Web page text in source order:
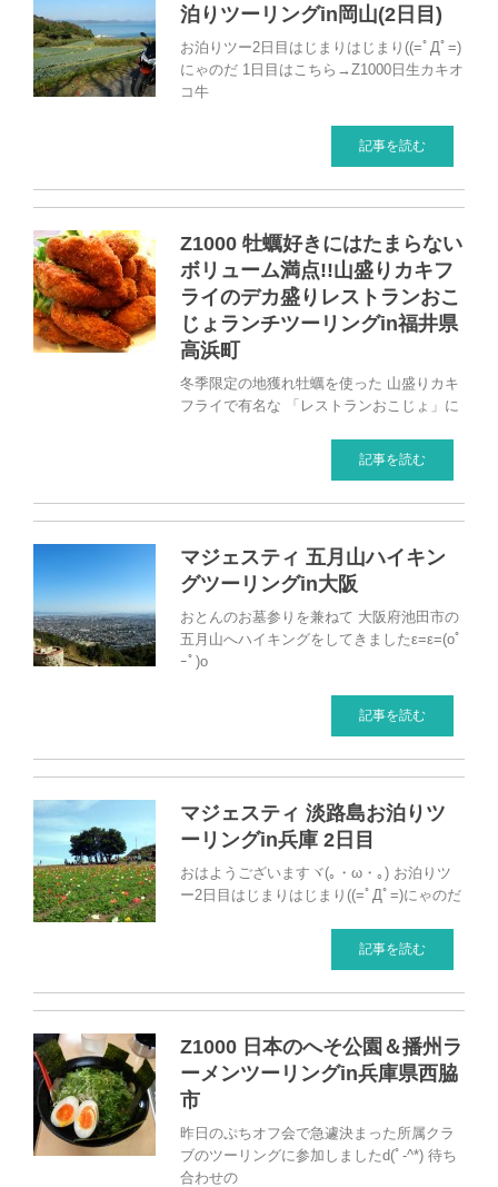
泊りツーリングin岡山(2日目)
お泊りツー2日目はじまりはじまり((=ﾟДﾟ=)
にゃのだ 1日目はこちら→Z1000日生カキオ
コ牛
記事を読む
Z1000 牡蠣好きにはたまらない
ボリューム満点!!山盛りカキフ
ライのデカ盛りレストランおこ
じょランチツーリングin福井県
高浜町
冬季限定の地獲れ牡蠣を使った 山盛りカキ
フライで有名な 「レストランおこじょ」に
記事を読む
マジェスティ 五月山ハイキン
グツーリングin大阪
おとんのお墓参りを兼ねて 大阪府池田市の
五月山へハイキングをしてきましたε=ε=(oﾟ
ｰﾟ)o
記事を読む
マジェスティ 淡路島お泊りツ
ーリングin兵庫 2日目
おはようございますヾ(｡・ω・｡) お泊りツ
ー2日目はじまりはじまり((=ﾟДﾟ=)にゃのだ
記事を読む
Z1000 日本のへそ公園＆播州ラ
ーメンツーリングin兵庫県西脇
市
昨日のぷちオフ会で急遽決まった所属クラ
ブのツーリングに参加しましたd(ﾟ-^*) 待ち
合わせの